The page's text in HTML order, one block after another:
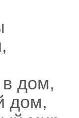
в дом,
дом,